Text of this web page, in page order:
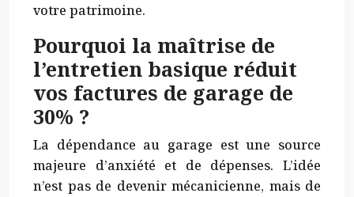
votre patrimoine.
Pourquoi la maîtrise de
l’entretien basique réduit
vos factures de garage de
30% ?
La dépendance au garage est une source
majeure d’anxiété et de dépenses. L’idée
n’est pas de devenir mécanicienne, mais de